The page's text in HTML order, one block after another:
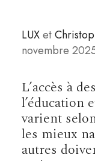
RÈGLES SIMPLES
LUXet
novembre
L’accès à
l’éducation
varient
les mieux
autres